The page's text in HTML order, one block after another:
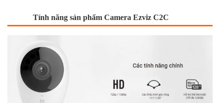
Tính năng sản phẩm Camera Ezviz C2C